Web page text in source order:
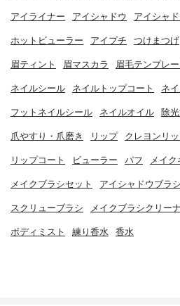
アイライナー アイシャドウ アイシャ
ホットビューラー アイプチ つけまつげ
眉ティント 眉マスカラ 眉毛テンプレー
ネイルシール ネイルトップコート ネ
フットネイルシール ネイルオイル 除
爪やすり・爪磨き リップ クレヨンリ
リップコート ビューラー パフ メイ
メイクブラシセット アイシャドウブラシ
スクリューブラシ メイクブラシクリー
ボディミスト 練り香水 香水